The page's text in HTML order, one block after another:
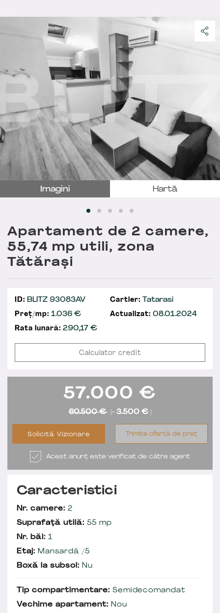
Imagini Hartă
Apartament de 2 camere,
55,74 mp utili, zona
Tătărași
ID: BLITZ 93083AV Cartier: Tatarasi
Preț/mp: 1.036 € Actualizat: 08.01.2024
Rata lunară: 290,17 €
Calculator credit
57.000 €
60.500 € (- 3.500 €)
Solicită Vizionare Trimite ofertă de preț
Acest anunț este verificat de către agent
Caracteristici
Nr. camere: 2
Suprafață utilă: 55 mp
Nr. băi: 1
Etaj: Mansardă /5
Boxă la subsol: Nu
Tip compartimentare: Semidecomandat
Vechime apartament: Nou